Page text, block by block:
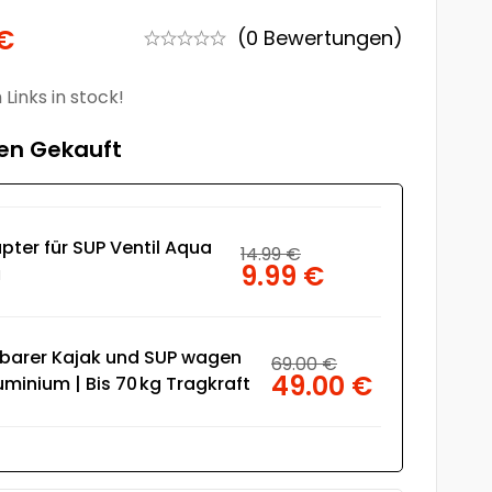
(0 Bewertungen)
in stock!
Gekauft
für SUP Ventil Aqua
14.99€
9.99 €
Kajak und SUP wagen
| Bis 70 kg Tragkraft
69.00€
49.00 €